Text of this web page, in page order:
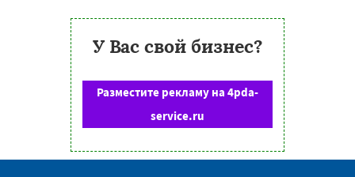
У Вас свой бизнес?
Разместите рекламу на 4pda-
service.ru